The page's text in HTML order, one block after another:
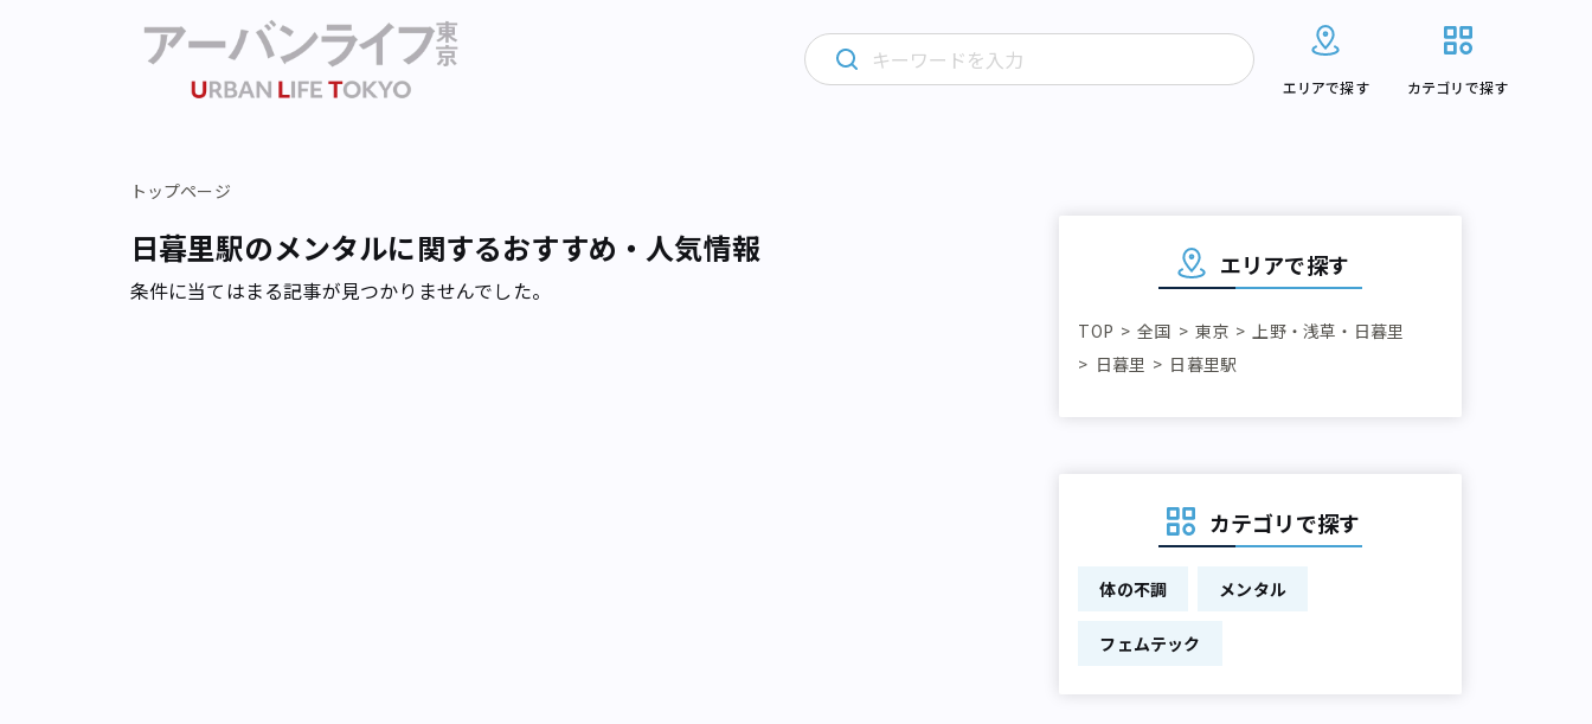
エリアで探す カテゴリで探す
トップページ
日暮里駅のメンタルに関するおすすめ・人気情報
条件に当てはまる記事が見つかりませんでした。
エリアで探す
TOP 全国 東京
上野・浅草・日暮里
日暮里
日暮里駅
カテゴリで探す
体の不調 メンタル
フェムテック